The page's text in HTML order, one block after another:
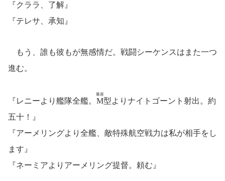
『クララ、了解』
『テレサ、承知』
もう、誰も彼もが無感情だ。戦闘シーケンスはまた一つ
進む。
『レニーより艦隊全艦。 M
量産
型よりナイトゴーント射出。約
五十！』
『アーメリングより全艦、敵特殊航空戦力は私が相手をし
ます』
『ネーミアよりアーメリング提督。頼む』